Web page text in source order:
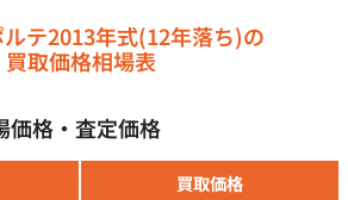
テ2013年式(12年落ち)の
買取価格相場表
価格・査定価格
買取価格